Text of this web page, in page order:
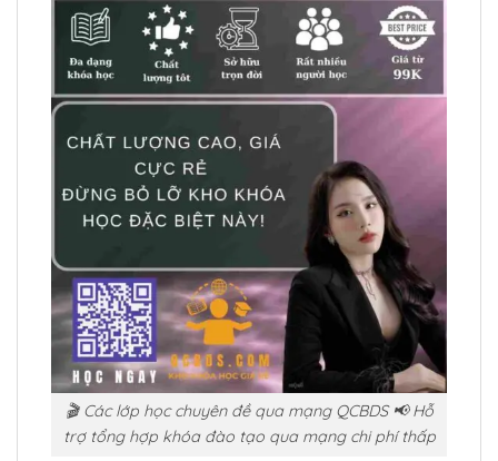
🎬 Các lớp học chuyên đề qua mạng QCBDS 📢 Hỗ
trợ tổng hợp khóa đào tạo qua mạng chi phí thấp